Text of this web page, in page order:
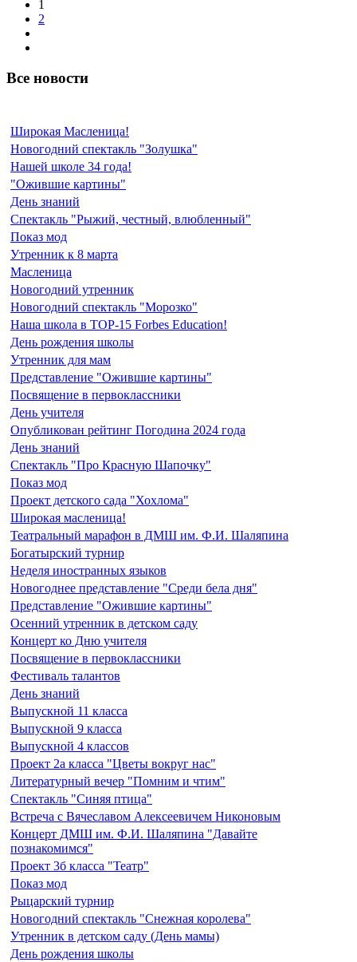
1
2
Все новости
Широкая Масленица!
Новогодний спектакль "Золушка"
Нашей школе 34 года!
"Ожившие картины"
День знаний
Спектакль "Рыжий, честный, влюбленный"
Показ мод
Утренник к 8 марта
Масленица
Новогодний утренник
Новогодний спектакль "Морозко"
Наша школа в TOP-15 Forbes Education!
День рождения школы
Утренник для мам
Представление "Ожившие картины"
Посвящение в первоклассники
День учителя
Опубликован рейтинг Погодина 2024 года
День знаний
Спектакль "Про Красную Шапочку"
Показ мод
Проект детского сада "Хохлома"
Широкая масленица!
Театральный марафон в ДМШ им. Ф.И. Шаляпина
Богатырский турнир
Неделя иностранных языков
Новогоднее представление "Среди бела дня"
Представление "Ожившие картины"
Осенний утренник в детском саду
Концерт ко Дню учителя
Посвящение в первоклассники
Фестиваль талантов
День знаний
Выпускной 11 класса
Выпускной 9 класса
Выпускной 4 классов
Проект 2а класса "Цветы вокруг нас"
Литературный вечер "Помним и чтим"
Спектакль "Синяя птица"
Встреча с Вячеславом Алексеевичем Никоновым
Концерт ДМШ им. Ф.И. Шаляпина "Давайте
познакомимся"
Проект 3б класса "Театр"
Показ мод
Рыцарский турнир
Новогодний спектакль "Снежная королева"
Утренник в детском саду (День мамы)
День рождения школы